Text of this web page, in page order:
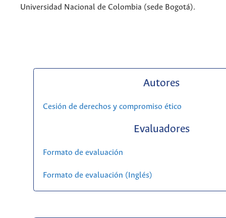
Universidad Nacional de Colombia (sede Bogotá).
Autores
Cesión de derechos y compromiso ético
Evaluadores
Formato de evaluación
Formato de evaluación (Inglés)